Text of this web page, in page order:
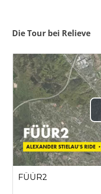
Die Tour bei Relieve